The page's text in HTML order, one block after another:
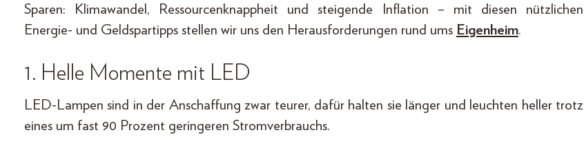
Sparen: Klimawandel, Ressourcenknappheit und steigende Inflation – mit diesen nützlichen
­Energie- und Geldspartipps stellen wir uns den Herausforderungen rund ums Eigenheim.
1. Helle Momente mit LED
LED-Lampen sind in der Anschaffung zwar teurer, dafür halten sie länger und leuchten heller trotz
eines um fast 90 Prozent geringeren Stromverbrauchs.